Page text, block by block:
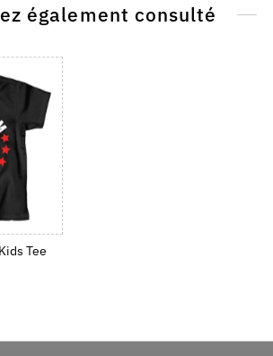
également consulté
Tee
Price